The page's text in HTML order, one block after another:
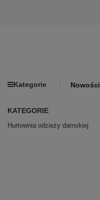
Kategorie Nowości
KATEGORIE
Hurtownia odzieży damskiej